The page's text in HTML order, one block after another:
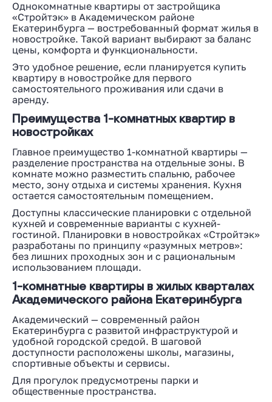
Однокомнатные квартиры от застройщика
«Стройтэк» в Академическом районе
Екатеринбурга — востребованный формат жилья в
новостройке. Такой вариант выбирают за баланс
цены, комфорта и функциональности.
Это удобное решение, если планируется купить
квартиру в новостройке для первого
самостоятельного проживания или сдачи в
аренду.
Преимущества 1-комнатных квартир в
новостройках
Главное преимущество 1-комнатной квартиры —
разделение пространства на отдельные зоны. В
комнате можно разместить спальню, рабочее
место, зону отдыха и системы хранения. Кухня
остается самостоятельным помещением.
Доступны классические планировки с отдельной
кухней и современные варианты с кухней-
гостиной. Планировки в новостройках «Стройтэк»
разработаны по принципу «разумных метров»:
без лишних проходных зон и с рациональным
использованием площади.
1-комнатные квартиры в жилых кварталах
Академического района Екатеринбурга
Академический — современный район
Екатеринбурга с развитой инфраструктурой и
удобной городской средой. В шаговой
доступности расположены школы, магазины,
спортивные объекты и сервисы.
Для прогулок предусмотрены парки и
общественные пространства.